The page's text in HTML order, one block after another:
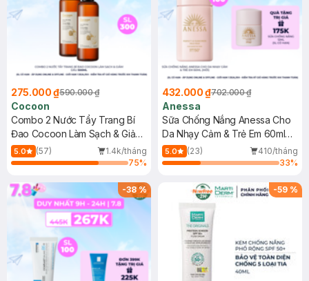
275.000 ₫590.000 ₫
Cocoon
Combo 2 Nước Tẩy Trang Bí
Đao Cocoon Làm Sạch & Giảm
Dầu 500ml
5.0 (57)
1.4k/tháng
75%
432.000 ₫702.000 ₫
Anessa
Sữa Chống Nắng Anessa Cho
Da Nhạy Cảm & Trẻ Em 60ml
(Mới)
5.0 (23)
410/tháng
33%
-38% -59 %